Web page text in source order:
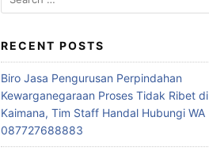
for:
RECENT POSTS
Biro Jasa Pengurusan Perpindahan
Kewarganegaraan Proses Tidak Ribet di
Kaimana, Tim Staff Handal Hubungi WA
087727688883